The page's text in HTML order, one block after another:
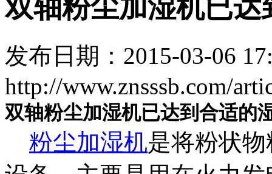
双轴粉尘加湿机已
发布日期：2015-03-06
http://www.znsssb.com/
双轴粉尘加湿机已达到合适的
粉尘加湿机是将粉状